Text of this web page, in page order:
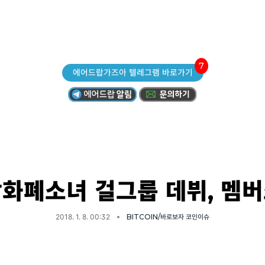
에어드랍가즈아 텔레그램 바로가기
7
폐소녀 걸그룹 데뷔, 멤
2018. 1. 8. 00:32 BITCOIN/바로보자 코인이슈